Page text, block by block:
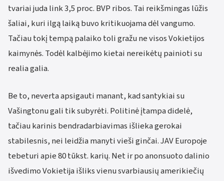
tvariai juda link 3,5 proc. BVP ribos. Tai reikšmingas lūžis
šaliai, kuri ilgą laiką buvo kritikuojama dėl vangumo.
Tačiau tokį tempą palaiko toli gražu ne visos Vokietijos
kaimynės. Todėl kalbėjimo kietai nereikėtų painioti su
realia galia.
Be to, neverta apsigauti manant, kad santykiai su
Vašingtonu gali tik subyrėti. Politinė įtampa didelė,
tačiau karinis bendradarbiavimas išlieka gerokai
stabilesnis, nei leidžia manyti vieši ginčai. JAV Europoje
tebeturi apie 80 tūkst. karių. Net ir po anonsuoto dalinio
išvedimo Vokietija išliks vienu svarbiausių amerikiečių